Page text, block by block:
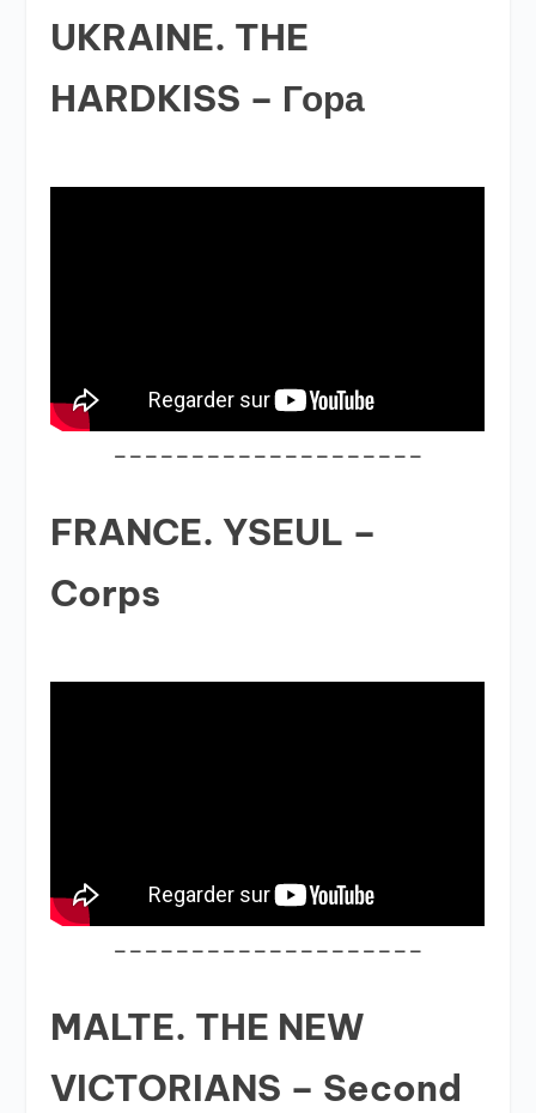
UKRAINE. THE
HARDKISS – Гора
____________________
FRANCE. YSEUL –
Corps
____________________
MALTE. THE NEW
VICTORIANS – Second